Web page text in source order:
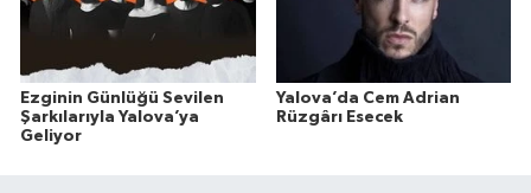
Ezginin Günlüğü Sevilen
Şarkılarıyla Yalova’ya
Geliyor
Yalova’da Cem Adrian
Rüzgârı Esecek